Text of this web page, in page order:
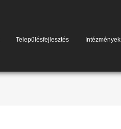
Településfejlesztés Intézmények